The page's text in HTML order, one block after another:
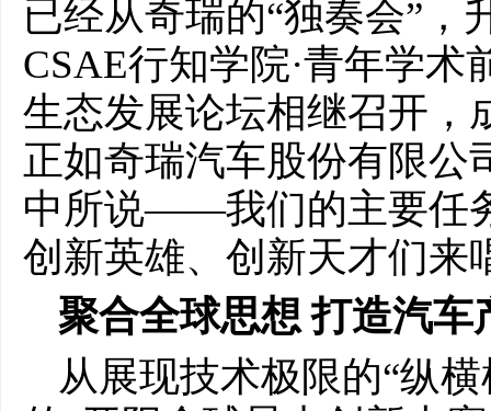
已经从奇瑞的“独奏会”，
CSAE行知学院·青年学
生态发展论坛相继召开，
正如奇瑞汽车股份有限公
中所说——我们的主要任
创新英雄、创新天才们来
聚合全球思想打造汽车
从展现技术极限的“纵